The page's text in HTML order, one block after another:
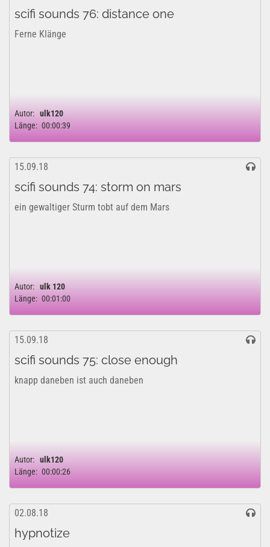
scifi sounds 76: distance one
Ferne Klänge
Autor: ulk120
Länge: 00:00:39
15.09.18
scifi sounds 74: storm on mars
ein gewaltiger Sturm tobt auf dem Mars
Autor: ulk 120
Länge: 00:01:00
15.09.18
scifi sounds 75: close enough
knapp daneben ist auch daneben
Autor: ulk120
Länge: 00:00:26
02.08.18
hypnotize